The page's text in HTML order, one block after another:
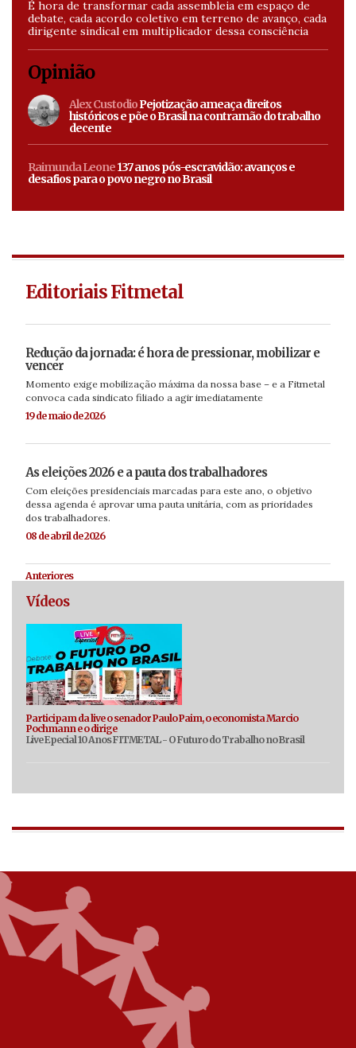
É hora de transformar cada assembleia em espaço de
debate, cada acordo coletivo em terreno de avanço, cada
dirigente sindical em multiplicador dessa consciência
Opinião
Alex CustodioPejotização ameaça direitos
históricos e põe o Brasil na contramão do trabalho
decente
Raimunda Leone137 anos pós-escravidão: avanços e
desafios para o povo negro no Brasil
Editoriais Fitmetal
Redução da jornada: é hora de pressionar, mobilizar e
vencer
Momento exige mobilização máxima da nossa base – e a Fitmetal
convoca cada sindicato filiado a agir imediatamente
19 de maio de 2026
As eleições 2026 e a pauta dos trabalhadores
Com eleições presidenciais marcadas para este ano, o objetivo
dessa agenda é aprovar uma pauta unitária, com as prioridades
dos trabalhadores.
08 de abril de 2026
Anteriores
Vídeos
Participam da live o senador Paulo Paim, o economista Marcio
Pochmann e o dirige
Live Epecial 10 Anos FITMETAL - O Futuro do Trabalho no Brasil